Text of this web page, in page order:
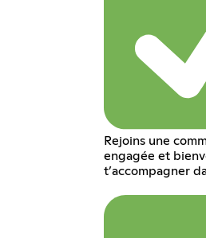
Rejoins une
engagée et
t’accompagner